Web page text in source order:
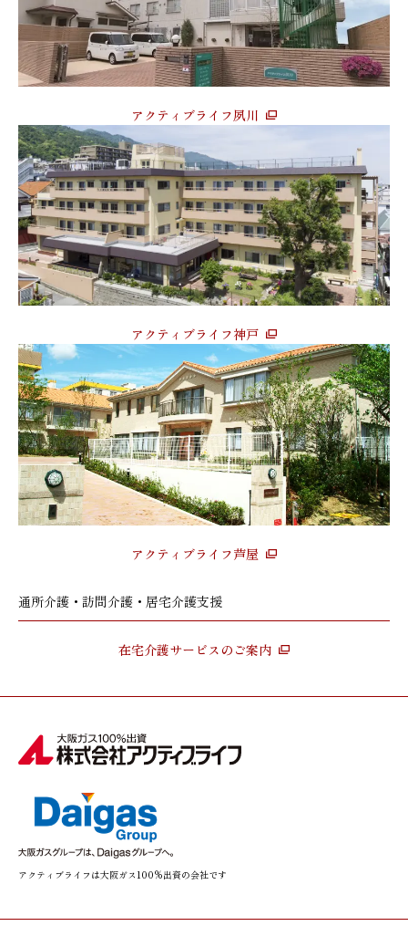
アクティブライフ夙川
アクティブライフ神戸
アクティブライフ芦屋
通所介護・訪問介護・居宅介護支援
在宅介護サービスのご案内
アクティブライフは大阪ガス100%出資の会社です